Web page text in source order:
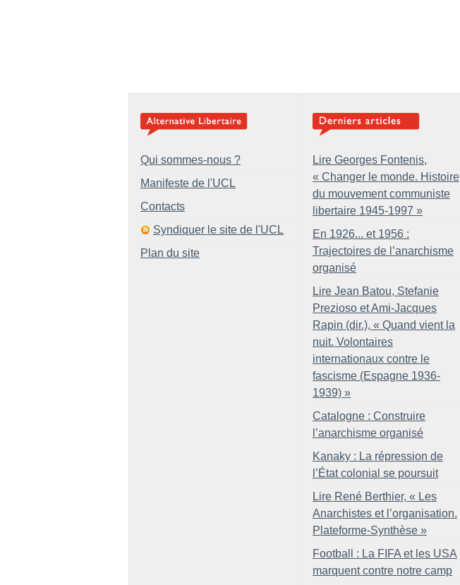
Qui sommes-nous ?
Manifeste de l'UCL
Contacts
Syndiquer le site de l'UCL
Plan du site
Lire Georges Fontenis,
« Changer le monde. Histoire
du mouvement communiste
libertaire 1945-1997 »
En 1926... et 1956 :
Trajectoires de l’anarchisme
organisé
Lire Jean Batou, Stefanie
Prezioso et Ami-Jacques
Rapin (dir.), « Quand vient la
nuit. Volontaires
internationaux contre le
fascisme (Espagne 1936-
1939) »
Catalogne : Construire
l’anarchisme organisé
Kanaky : La répression de
l’État colonial se poursuit
Lire René Berthier, « Les
Anarchistes et l’organisation.
Plateforme-Synthèse »
Football : La FIFA et les USA
marquent contre notre camp